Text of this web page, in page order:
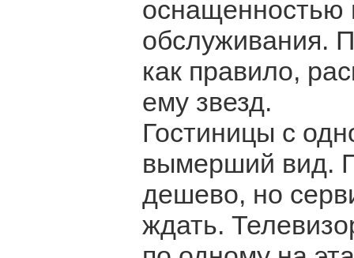
оснащенностью
обслуживания.
как правило,
ему звезд.
Гостиницы с
вымерший вид.
дешево, но
ждать.